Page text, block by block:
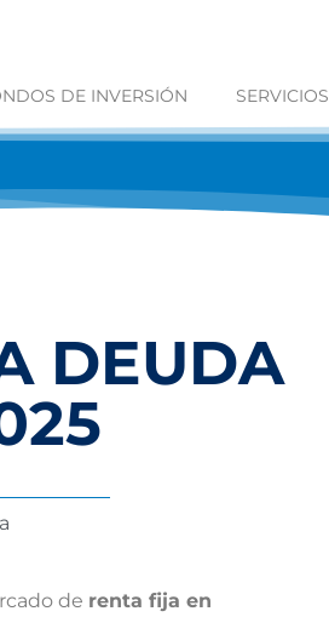
DE INVERSIÓN SERVICIOS
DEUDA
de renta fija en